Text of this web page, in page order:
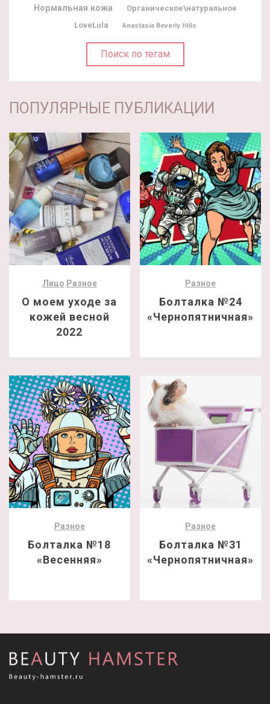
Нормальная кожа
Органическое\натуральное
LoveLula
Anastasia Beverly Hills
Поиск по тегам
ПОПУЛЯРНЫЕ ПУБЛИКАЦИИ
Лицо Разное
О моем уходе за
кожей весной
2022
Разное
Болталка №24
«Чернопятничная»
Разное
Болталка №18
«Весенняя»
Разное
Болталка №31
«Чернопятничная»